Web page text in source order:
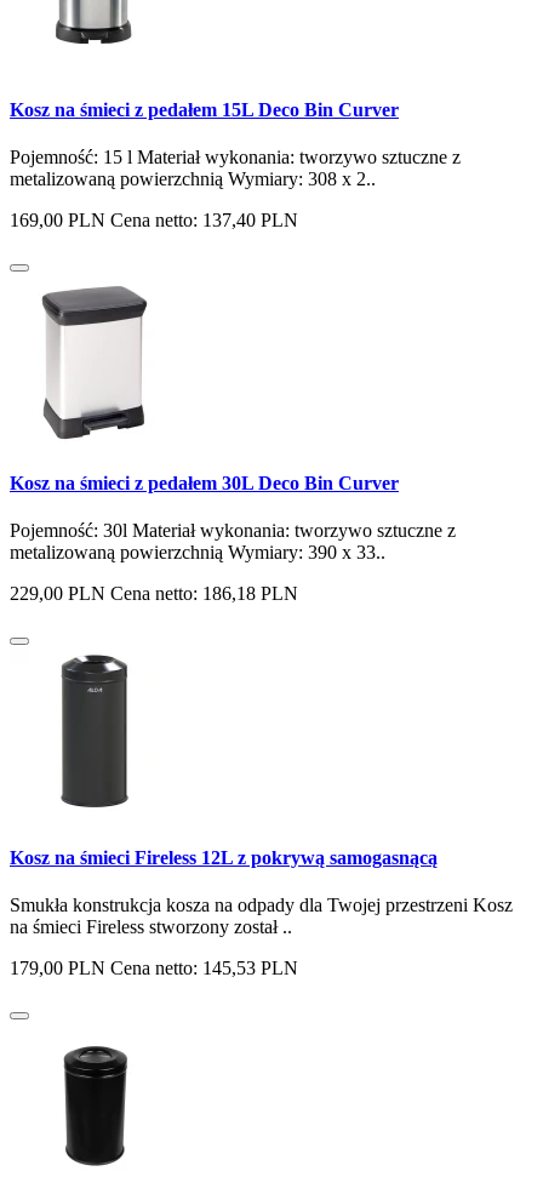
Kosz na śmieci z pedałem 15L Deco Bin Curver
Pojemność: 15 l Materiał wykonania: tworzywo sztuczne z
metalizowaną powierzchnią Wymiary: 308 x 2..
169,00 PLN Cena netto: 137,40 PLN
Kosz na śmieci z pedałem 30L Deco Bin Curver
Pojemność: 30l Materiał wykonania: tworzywo sztuczne z
metalizowaną powierzchnią Wymiary: 390 x 33..
229,00 PLN Cena netto: 186,18 PLN
Kosz na śmieci Fireless 12L z pokrywą samogasnącą
Smukła konstrukcja kosza na odpady dla Twojej przestrzeni Kosz
na śmieci Fireless stworzony został ..
179,00 PLN Cena netto: 145,53 PLN